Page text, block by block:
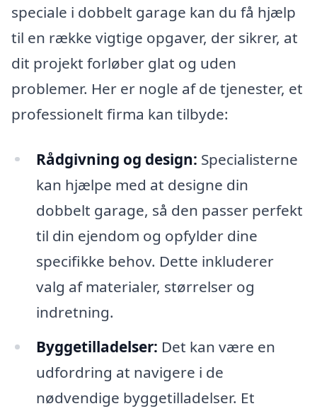
speciale i dobbelt garage kan du få hjælp
til en række vigtige opgaver, der sikrer, at
dit projekt forløber glat og uden
problemer. Her er nogle af de tjenester, et
professionelt firma kan tilbyde:
Rådgivning og design: Specialisterne
kan hjælpe med at designe din
dobbelt garage, så den passer perfekt
til din ejendom og opfylder dine
specifikke behov. Dette inkluderer
valg af materialer, størrelser og
indretning.
Byggetilladelser: Det kan være en
udfordring at navigere i de
nødvendige byggetilladelser. Et